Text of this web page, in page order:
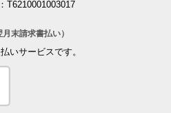
T6210001003017
月末請求書払い）
いサービスです。